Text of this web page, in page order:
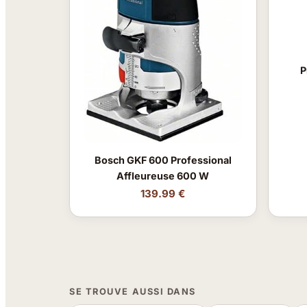
Bosch GKF 600 Professional
Affleureuse 600 W
139.99 €
SE TROUVE AUSSI DANS